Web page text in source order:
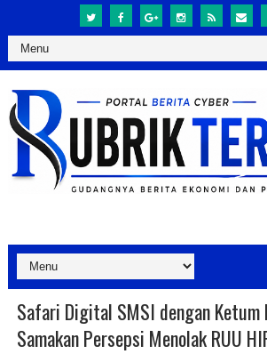
Safari Digital SMSI dengan Ketum
Samakan Persepsi Menolak RUU